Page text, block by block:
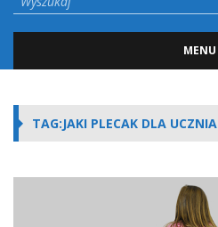
MENU
TAG:JAKI PLECAK DLA UCZNIA